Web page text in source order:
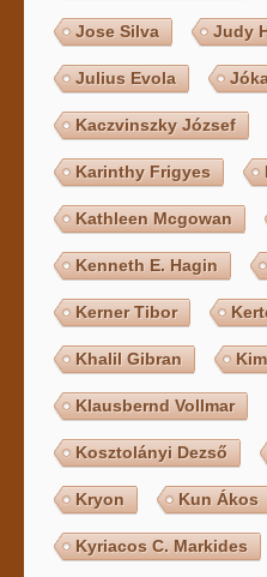
Jose Silva Judy
Julius Evola
Kaczvinszky József
Karinthy Frigyes
Kathleen Mcgowan
Kenneth E. Hagin
Kerner Tibor
Khalil Gibran
Klausbernd Vollmar
Kosztolányi Dezső
Kryon Kun Ákos
Kyriacos C. Markides